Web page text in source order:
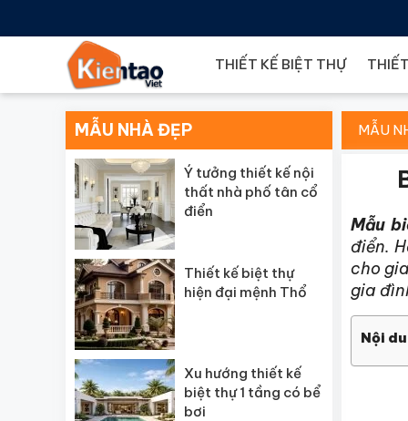
THIẾT KẾ BIỆT THỰ
MẪU
Mẫu
điển.
cho
gia
Nội
MẪU NHÀ ĐẸP
Ý tưởng thiết kế nội
thất nhà phố tân cổ
điển
Thiết kế biệt thự
hiện đại mệnh Thổ
Xu hướng thiết kế
biệt thự 1 tầng có bể
bơi